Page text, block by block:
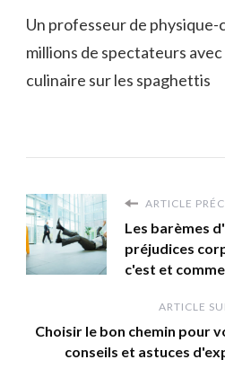
Un professeur de physique-
millions de spectateurs
culinaire sur les spaghettis
ARTICLE
Les barèmes
préjudices
c'est et
ARTICLE
Choisir le bon chemin pour
conseils et astuces